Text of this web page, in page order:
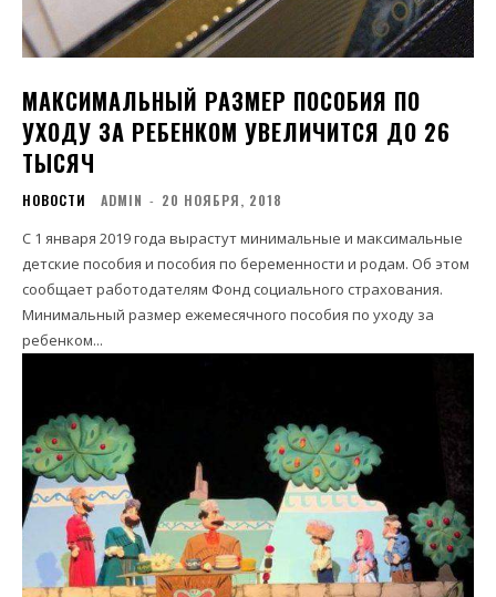
МАКСИМАЛЬНЫЙ РАЗМЕР ПОСОБИЯ ПО
УХОДУ ЗА РЕБЕНКОМ УВЕЛИЧИТСЯ ДО 26
ТЫСЯЧ
НОВОСТИ ADMIN - 20 НОЯБРЯ, 2018
С 1 января 2019 года вырастут минимальные и максимальные
детские пособия и пособия по беременности и родам. Об этом
сообщает работодателям Фонд социального страхования.
Минимальный размер ежемесячного пособия по уходу за
ребенком...